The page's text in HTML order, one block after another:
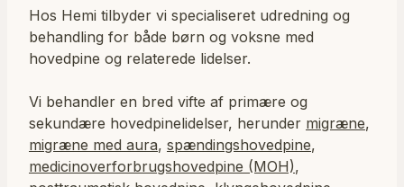
Hos Hemi tilbyder vi specialiseret udredning og
behandling for både børn og voksne med
hovedpine og relaterede lidelser.
Vi behandler en bred vifte af primære og
sekundære hovedpinelidelser, herunder migræne,
migræne med aura, spændingshovedpine,
medicinoverforbrugshovedpine (MOH),